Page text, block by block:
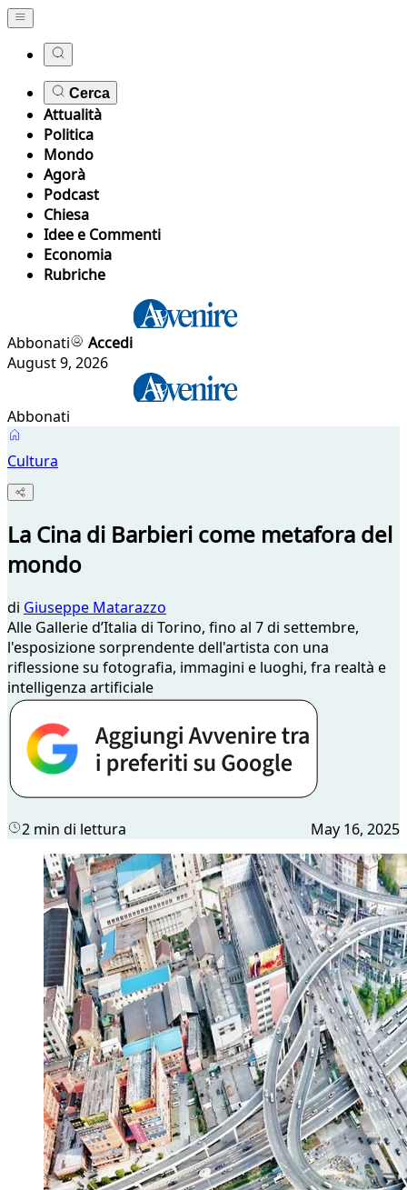
Cerca
Attualità
Politica
Mondo
Agorà
Podcast
Chiesa
Idee e Commenti
Economia
Rubriche
Abbonati
Accedi
August 9, 2026
Abbonati
Cultura
La Cina di Barbieri come metafora del
mondo
di Giuseppe Matarazzo
Alle Gallerie d’Italia di Torino, fino al 7 di settembre,
l'esposizione sorprendente dell'artista con una
riflessione su fotografia, immagini e luoghi, fra realtà e
intelligenza artificiale
2 min di lettura May 16, 2025